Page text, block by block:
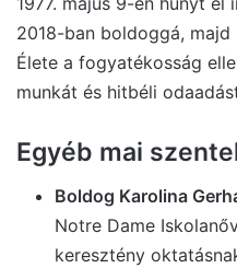
2018-ban boldoggá,
Élete a fogyatékosság
munkát és hitbéli
Egyéb mai
Boldog Karolina
Notre Dame
keresztény